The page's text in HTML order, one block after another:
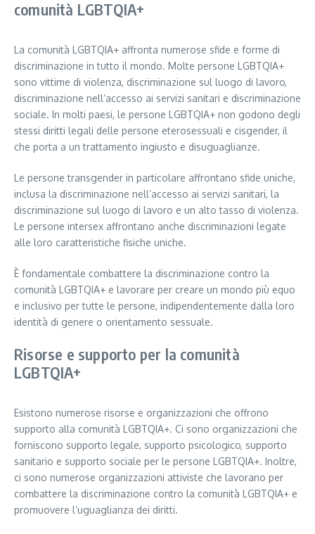
comunità LGBTQIA+
La comunità LGBTQIA+ affronta numerose sfide e forme di
discriminazione in tutto il mondo. Molte persone LGBTQIA+
sono vittime di violenza, discriminazione sul luogo di lavoro,
discriminazione nell’accesso ai servizi sanitari e discriminazione
sociale. In molti paesi, le persone LGBTQIA+ non godono degli
stessi diritti legali delle persone eterosessuali e cisgender, il
che porta a un trattamento ingiusto e disuguaglianze.
Le persone transgender in particolare affrontano sfide uniche,
inclusa la discriminazione nell’accesso ai servizi sanitari, la
discriminazione sul luogo di lavoro e un alto tasso di violenza.
Le persone intersex affrontano anche discriminazioni legate
alle loro caratteristiche fisiche uniche.
È fondamentale combattere la discriminazione contro la
comunità LGBTQIA+ e lavorare per creare un mondo più equo
e inclusivo per tutte le persone, indipendentemente dalla loro
identità di genere o orientamento sessuale.
Risorse e supporto per la comunità
LGBTQIA+
Esistono numerose risorse e organizzazioni che offrono
supporto alla comunità LGBTQIA+. Ci sono organizzazioni che
forniscono supporto legale, supporto psicologico, supporto
sanitario e supporto sociale per le persone LGBTQIA+. Inoltre,
ci sono numerose organizzazioni attiviste che lavorano per
combattere la discriminazione contro la comunità LGBTQIA+ e
promuovere l’uguaglianza dei diritti.